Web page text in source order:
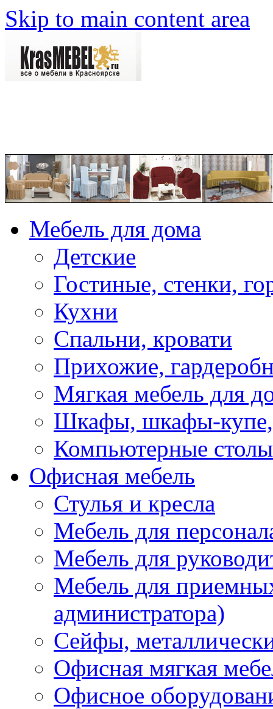
Skip to main content area
Мебель для дома
Детские
Гостиные, стенки,
Кухни
Спальни, кровати
Прихожие,
Мягкая мебель для
Шкафы, шкафы-купе,
Компьютерные столы
Офисная мебель
Стулья и кресла
Мебель для
Мебель для
Мебель для
администратора)
Сейфы,
Офисная мягкая
Офисное